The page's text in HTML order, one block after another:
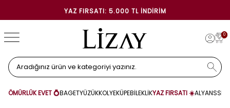
YAZ FIRSATI: 5.000 TL İNDIRIM
0
ÖMÜRLÜK EVET 💍BAGETYÜZÜKKOLYEKÜPEBİLEKLİKYAZ FIRSATI ☀️ALYANS